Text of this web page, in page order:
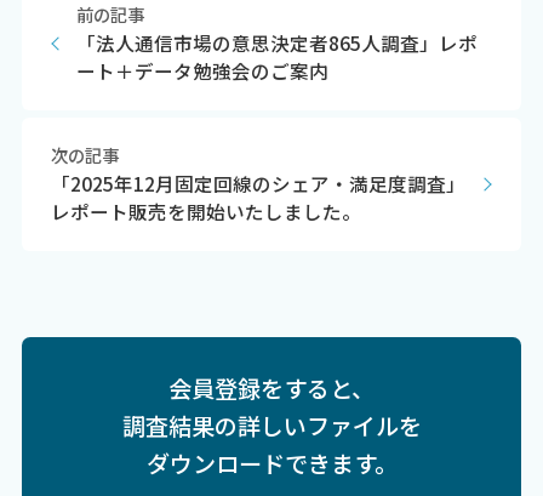
前の記事
「法人通信市場の意思決定者865人調査」レポ
ート＋データ勉強会のご案内
次の記事
「2025年12月固定回線のシェア・満足度調査」
レポート販売を開始いたしました。
会員登録をすると、
調査結果の詳しいファイルを
ダウンロードできます。